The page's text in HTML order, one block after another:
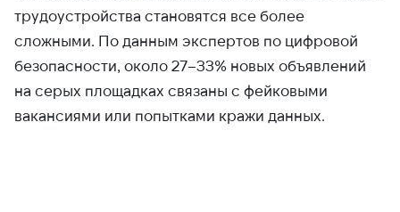
трудоустройства становятся все более
сложными. По данным экспертов по цифровой
безопасности, около 27–33% новых объявлений
на серых площадках связаны с фейковыми
вакансиями или попытками кражи данных.